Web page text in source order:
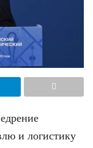
и логистику